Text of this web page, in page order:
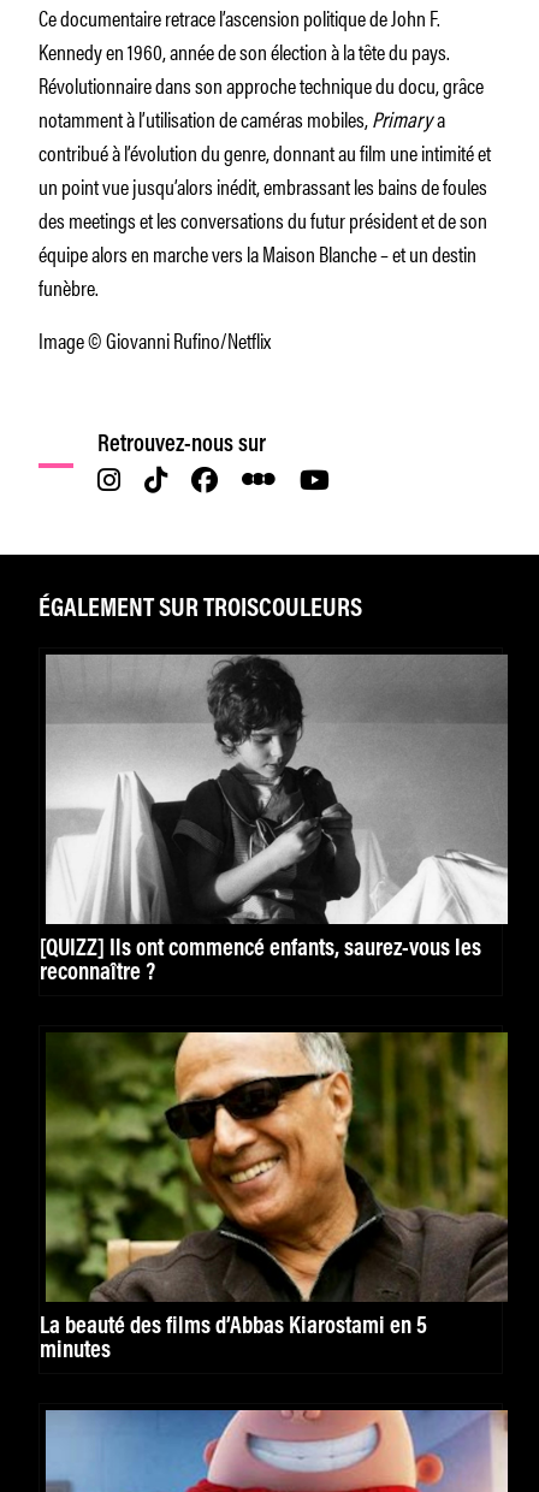
Ce documentaire retrace l’ascension politique de John F.
Kennedy en 1960, année de son élection à la tête du pays.
Révolutionnaire dans son approche technique du docu, grâce
notamment à l’utilisation de caméras mobiles,Primarya
contribué à l’évolution du genre, donnant au film une intimité et
un point vue jusqu’alors inédit, embrassant les bains de foules
des meetings et les conversations du futur président et de son
équipe alors en marche vers la Maison Blanche – et un destin
funèbre.
Image © Giovanni Rufino/Netflix
Retrouvez-nous sur
ÉGALEMENT SUR TROISCOULEURS
[QUIZZ] Ils ont commencé enfants, saurez-vous les
reconnaître ?
La beauté des films d’Abbas Kiarostami en 5
minutes